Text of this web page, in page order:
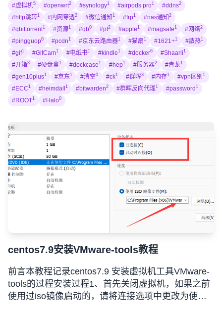
#虚拟机5 #openwrt2 #synology1 #airpods pro1 #ddns2
#http跳转1 #内网穿透2 #微信通知 1 #frp1 #nas通知 2
#qbittorrent1 #资源1 #qb0 #pt2 #apple 1 #magsafe 1 #网络2
#pingguop0 #pcdn 1 #京东云路由器1 #猫扇 1 #1621+1 #散热1
#gif1 #GifCam1 #电纸书1 #kindle 1 #docker6 #Shaarli 1
#开箱3 #硬盘盒1 #dockcase 1 #hep1 #服务器2 #青龙1
#gen10plus1 #京东 1 #清空0 #ck1 #群晖3 #内存1 #vpn区别 1
#ECC 1 #heimdall 1 #bitwarden2 #群晖反向代理1 #password 1
#ROOT1 #Halo0
centos7.9安装VMware-tools教程
前言本教程记录centos7.9 安装虚拟机工具VMware-
tools的过程安装过程1、首先关闭虚拟机，如果之前
使用过iso镜像启动的，请将连接选项中更改为使用